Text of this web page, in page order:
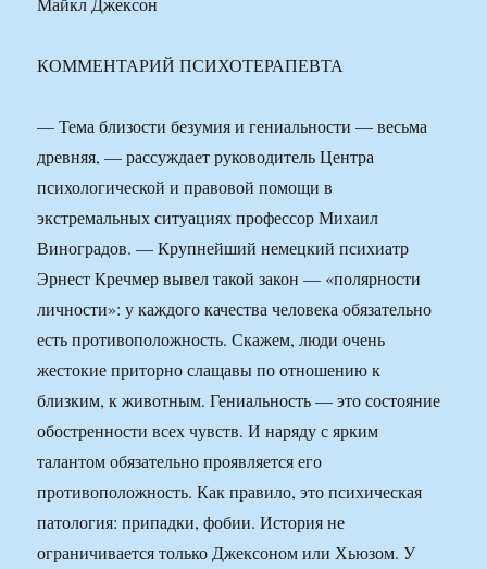
КОММЕНТАРИЙ ПСИХОТЕРАПЕВТА
— Тема близости безумия и гениальности — весьма
древняя, — рассуждает руководитель Центра
психологической и правовой помощи в
экстремальных ситуациях профессор Михаил
Виноградов. — Крупнейший немецкий психиатр
Эрнест Кречмер вывел такой закон — «полярности
личности»: у каждого качества человека обязательно
есть противоположность. Скажем, люди очень
жестокие приторно слащавы по отношению к
близким, к животным. Гениальность — это состояние
обостренности всех чувств. И наряду с ярким
талантом обязательно проявляется его
противоположность. Как правило, это психическая
патология: припадки, фобии. История не
ограничивается только Джексоном или Хьюзом. У